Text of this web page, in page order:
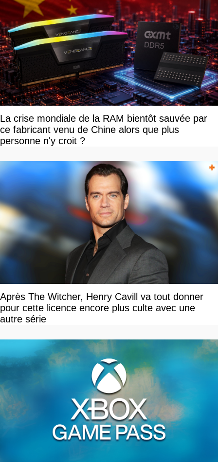
La crise mondiale de la RAM bientôt sauvée par
ce fabricant venu de Chine alors que plus
personne n'y croit ?
Après The Witcher, Henry Cavill va tout donner
pour cette licence encore plus culte avec une
autre série